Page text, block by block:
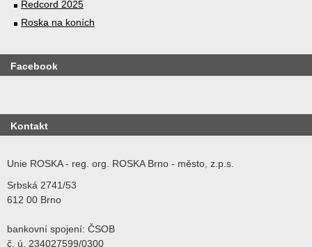
Redcord 2025
Roska na koních
Facebook
Kontakt
Unie ROSKA - reg. org. ROSKA Brno - město, z.p.s.
Srbská 2741/53
612 00 Brno
bankovní spojení: ČSOB
č. ú. 234027599/0300